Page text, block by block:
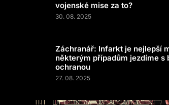
vojenské mise za to?
30. 08. 2025
Záchranář: Infarkt je nejlepší
některým případům jezdíme s
ochranou
27. 08. 2025